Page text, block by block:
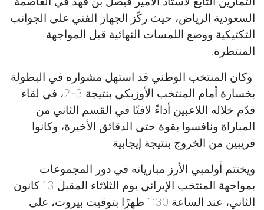
السعودية الرياض، حيث ركّز الجهاز الفني على الجوانب
التكتيكية ووضع اللمسات النهائية قبل المواجهة
المنتظرة.
وكان المنتخب الوطني قد استهل مشواره في البطولة
بخسارة أمام المنتخب الأوزبكي بنتيجة 3-2، في لقاء
قدّم خلاله اللاعبين أداءً لافتًا في القسم الثاني من
المباراة ونافسوا بقوة حتى الدقائق الأخيرة، وكانوا
قريبين من الخروج بنتيجة إيجابية.
ويختتم أولمبي الأرز مبارياته في دور المجموعات
بمواجهة المنتخب الإيراني يوم الثلاثاء المقبل 13 كانون
الثاني، عند الساعة 1:30 ظهرًا بتوقيت بيروت، على